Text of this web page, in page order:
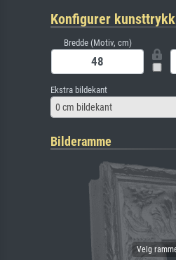
Konfigurer kunsttrykk
Bredde (Motiv, cm)
Ekstra bildekant
0 cm bildekant
Bilderamme